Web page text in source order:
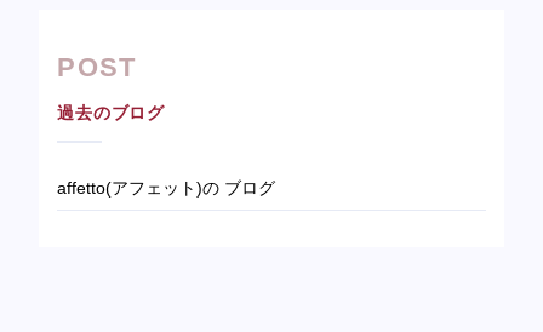
POST
過去のブログ
affetto(アフェット)の ブログ